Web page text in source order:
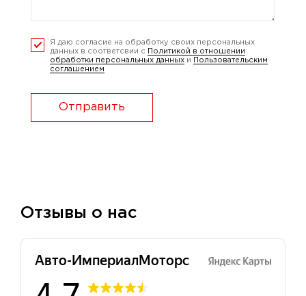
Я даю согласие на обработку своих персональных
данных в соответсвии с
Политикой в отношении
обработки персональных данных и
Пользовательским
соглашением
Отправить
Отзывы о нас